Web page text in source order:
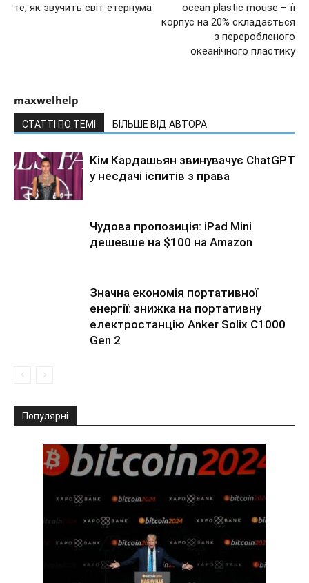
те, як звучить світ етернума
ocean plastic mouse – її
корпус на 20% складається
з переробленого
океанічного пластику
maxwelhelp
СТАТТІ ПО ТЕМІ БІЛЬШЕ ВІД АВТОРА
Кім Кардашьян звинувачує ChatGPT
у несдачі іспитів з права
Чудова пропозиція: iPad Mini
дешевше на $100 на Amazon
Значна економія портативної
енергії: знижка на портативну
електростанцію Anker Solix C1000
Gen 2
Популярні